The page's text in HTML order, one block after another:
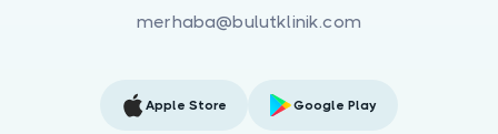
merhaba@bulutklinik.com
Apple Store Google Play